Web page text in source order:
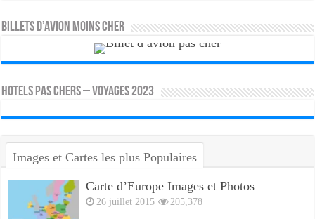
Billets d’avion moins cher
HOTELS PAS CHERS – VOYAGES 2023
Images et Cartes les plus Populaires
Carte d’Europe Images et Photos
26 juillet 2015 205,378